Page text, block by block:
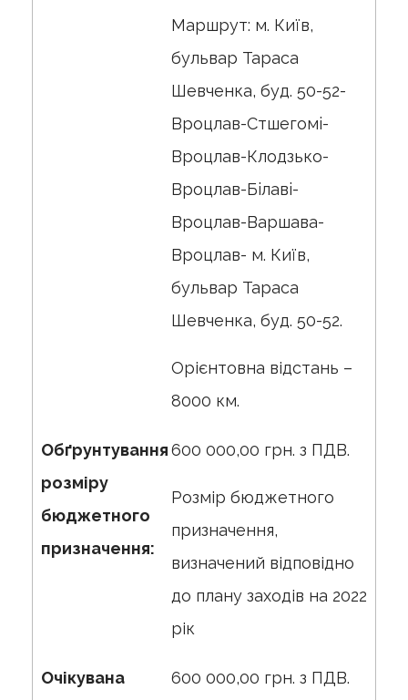
Маршрут: м. Київ,
бульвар Тараса
Шевченка, буд. 50-52-
Вроцлав-Стшегомi-
Вроцлав-Клодзько-
Вроцлав-Бiлавi-
Вроцлав-Варшава-
Вроцлав- м. Київ,
бульвар Тараса
Шевченка, буд. 50-52.
Орієнтовна відстань –
8000 км.
Обґрунтування
розміру
бюджетного
призначення:
600 000,00 грн. з ПДВ.
Розмір бюджетного
призначення,
визначений відповідно
до плану заходів на 2022
рік
Очікувана
600 000,00 грн. з ПДВ.